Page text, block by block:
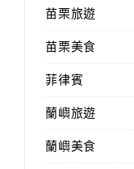
苗栗旅遊
苗栗美食
菲律賓
蘭嶼旅遊
蘭嶼美食